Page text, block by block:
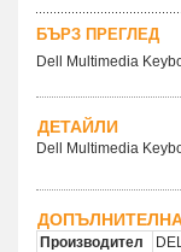
БЪРЗ ПРЕГЛЕД
Dell Multimedia
ДЕТАЙЛИ
Dell Multimedia
Производител